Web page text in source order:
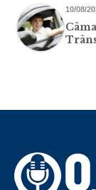
10/08/